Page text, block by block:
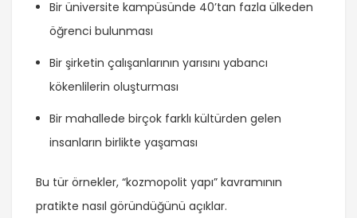
Bir üniversite kampüsünde 40’tan fazla ülkeden
öğrenci bulunması
Bir şirketin çalışanlarının yarısını yabancı
kökenlilerin oluşturması
Bir mahallede birçok farklı kültürden gelen
insanların birlikte yaşaması
Bu tür örnekler, “kozmopolit yapı” kavramının
pratikte nasıl göründüğünü açıklar.